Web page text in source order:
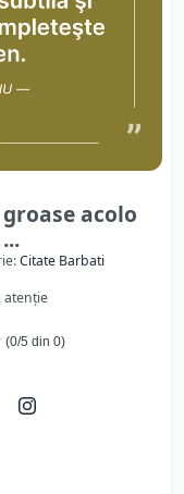
acolo
Citate Barbati
atenție
(0/5 din 0)